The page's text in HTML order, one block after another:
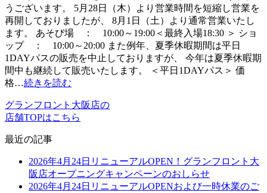
うございます。 5月28日（木）より営業時間を短縮し営業を
再開しておりましたが、 8月1日（土）より通常営業いたし
ます。 あそび場 ： 10:00～19:00＜最終入場18:30 ＞ ショ
ップ ： 10:00～20:00 また例年、夏季休暇期間は平日
1DAYパスの販売を中止しておりますが、 今年は夏季休暇期
間中も継続して販売いたします。 ＜平日1DAYパス＞ 価
格…続きを読む
グランフロント大阪店の
店舗TOPはこちら
最近の記事
2026年4月24日リニューアルOPEN！グランフロント大
阪店オープニングキャンペーンのおしらせ
2026年4月24日リニューアルOPENおよび一時休業のご